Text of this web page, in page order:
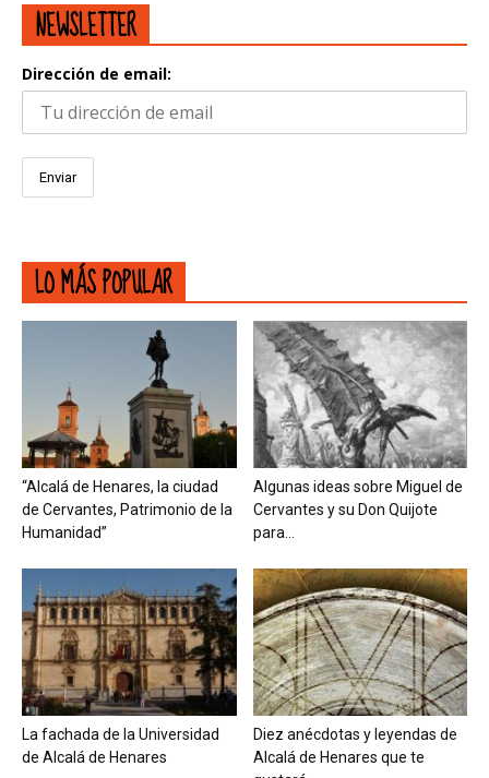
NEWSLETTER
Dirección de email:
LO MÁS POPULAR
“Alcalá de Henares, la ciudad
de Cervantes, Patrimonio de la
Humanidad”
Algunas ideas sobre Miguel de
Cervantes y su Don Quijote
para...
La fachada de la Universidad
de Alcalá de Henares
Diez anécdotas y leyendas de
Alcalá de Henares que te